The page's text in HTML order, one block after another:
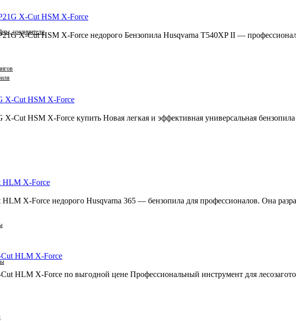
соединители
X-Cut HSM X-Force
X-Cut HSM X-Force недорого Бензопила Husqvarna T540XP II —
X-Cut HSM X-Force
Cut HSM X-Force купить Новая легкая и эффективная универсальная
HLM X-Force
X-Force недорого Husqvarna 365 — бензопила для профессионалов. Она
Cut HLM X-Force
HLM X-Force по выгодной цене Профессиональный инструмент для